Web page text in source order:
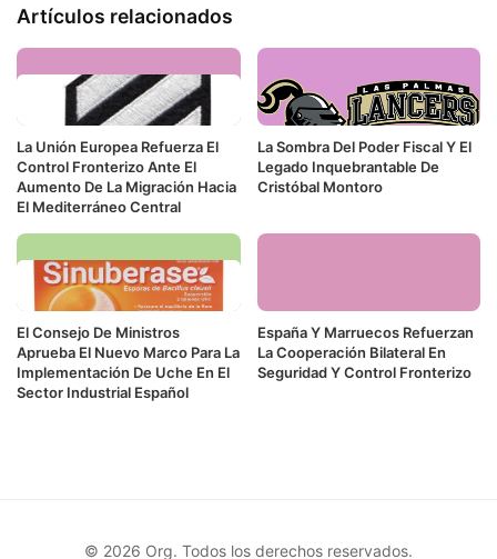
Artículos relacionados
La Unión Europea Refuerza El
Control Fronterizo Ante El
Aumento De La Migración Hacia
El Mediterráneo Central
La Sombra Del Poder Fiscal Y El
Legado Inquebrantable De
Cristóbal Montoro
El Consejo De Ministros
Aprueba El Nuevo Marco Para La
Implementación De Uche En El
Sector Industrial Español
España Y Marruecos Refuerzan
La Cooperación Bilateral En
Seguridad Y Control Fronterizo
© 2026 Org. Todos los derechos reservados.